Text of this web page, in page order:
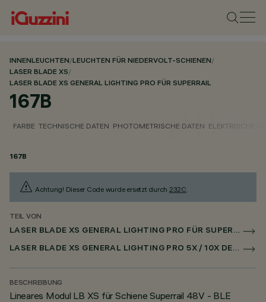
INNENLEUCHTEN/LEUCHTEN FÜR NIEDERVOLT-SCHIENEN/
LASER BLADE XS/
LASER BLADE XS GENERAL LIGHTING PRO FÜR SUPERRAIL
167B
FARBE TECHNISCHE DATEN PHOTOMETRISCHE DATEN ELEKTRISCHE
167B
Achtung! Dieser Code wurde ersetzt durch 232C.
TEIL VON
LASER BLADE XS GENERAL LIGHTING PRO FÜR SUPERRAIL
LASER BLADE XS GENERAL LIGHTING PRO 5X / 10X DECKEN FÜR SUPERRAIL CASAMBI
BESCHREIBUNG
Lineares Modul LB XS für Schiene Superrail 48V - BLE